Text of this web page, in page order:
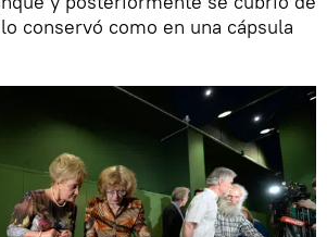
conservó como en una cápsula